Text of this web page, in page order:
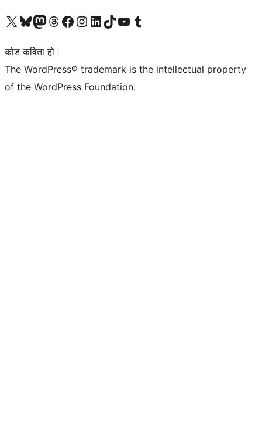
हाम्रो X (पहिले ट्विटर) खातामा जानुहोस्
हाम्रो Bluesky खाता भ्रमण गर्नुहोस्
हाम्रो म्यास्टोडन खाता भ्रमण गर्नुहोस्
हाम्रो थ्रेड्स खातामा जानुहोस्
हाम्रो फेसबुक पेजमा जानुहोस्
हाम्रो इन्स्टाग्राम खातामा जानुहोस्
हाम्रो लिङ्क्डइन खातामा जानुहोस्
हाम्रो TikTok खाता भ्रमण गर्नुहोस्
हाम्रो युट्युब च्यानलमा जानुहोस्
हाम्रो टम्बलर खाता भ्रमण गर्नुहोस्
कोड कविता हो।
The WordPress® trademark is the intellectual property
of the WordPress Foundation.